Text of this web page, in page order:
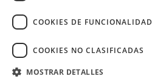
Blog
Cotizar
COOKIES DE FUNCIONALIDAD
COOKIES NO CLASIFICADAS
MOSTRAR DETALLES